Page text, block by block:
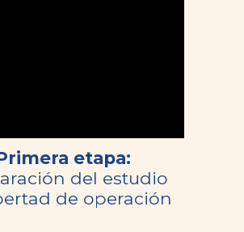
etapa:
del estudio
de operación